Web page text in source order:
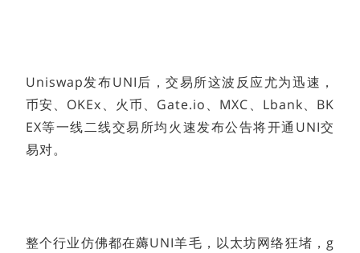
Uniswap发布UNI后，交易所这波反应尤为迅速，
币安、OKEx、火币、Gate.io、MXC、Lbank、BK
EX等一线二线交易所均火速发布公告将开通UNI交
易对。
整个行业仿佛都在薅UNI羊毛，以太坊网络狂堵，g